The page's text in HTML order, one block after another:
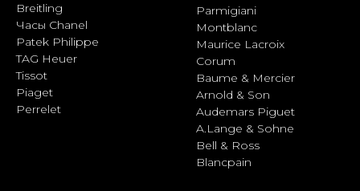
Breitling
Часы Chanel
Patek Philippe
TAG Heuer
Tissot
Piaget
Perrelet
Parmigiani
Montblanc
Maurice Lacroix
Corum
Baume & Mercier
Arnold & Son
Audemars Piguet
A.Lange & Sohne
Bell & Ross
Blancpain